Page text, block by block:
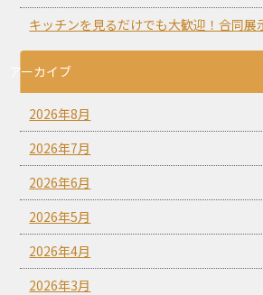
キッチンを見るだけでも大歓迎！合同展
アーカイブ
2026年8月
2026年7月
2026年6月
2026年5月
2026年4月
2026年3月